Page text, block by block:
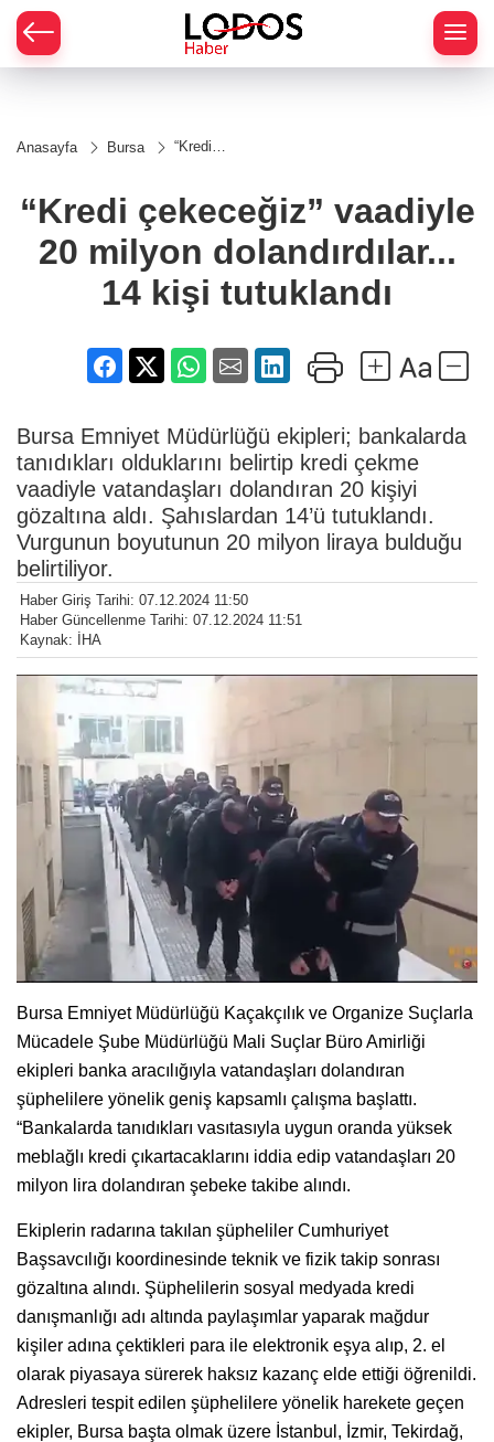
Anasayfa Bursa
“Kredi
milyon
dolandırdılar...
tutuklandı
“Kredi çekeceğiz” vaadiyle
20 milyon dolandırdılar...
14 kişi tutuklandı
Bursa Emniyet Müdürlüğü ekipleri; bankalarda
tanıdıkları olduklarını belirtip kredi çekme
vaadiyle vatandaşları dolandıran 20 kişiyi
gözaltına aldı. Şahıslardan 14’ü tutuklandı.
Vurgunun boyutunun 20 milyon liraya bulduğu
belirtiliyor.
Haber Giriş Tarihi: 07.12.2024 11:50
Haber Güncellenme Tarihi: 07.12.2024 11:51
Kaynak: İHA
Bursa Emniyet Müdürlüğü Kaçakçılık ve Organize Suçlarla
Mücadele Şube Müdürlüğü Mali Suçlar Büro Amirliği
ekipleri banka aracılığıyla vatandaşları dolandıran
şüphelilere yönelik geniş kapsamlı çalışma başlattı.
“Bankalarda tanıdıkları vasıtasıyla uygun oranda yüksek
meblağlı kredi çıkartacaklarını iddia edip vatandaşları 20
milyon lira dolandıran şebeke takibe alındı.
Ekiplerin radarına takılan şüpheliler Cumhuriyet
Başsavcılığı koordinesinde teknik ve fizik takip sonrası
gözaltına alındı. Şüphelilerin sosyal medyada kredi
danışmanlığı adı altında paylaşımlar yaparak mağdur
kişiler adına çektikleri para ile elektronik eşya alıp, 2. el
olarak piyasaya sürerek haksız kazanç elde ettiği öğrenildi.
Adresleri tespit edilen şüphelilere yönelik harekete geçen
ekipler, Bursa başta olmak üzere İstanbul, İzmir, Tekirdağ,